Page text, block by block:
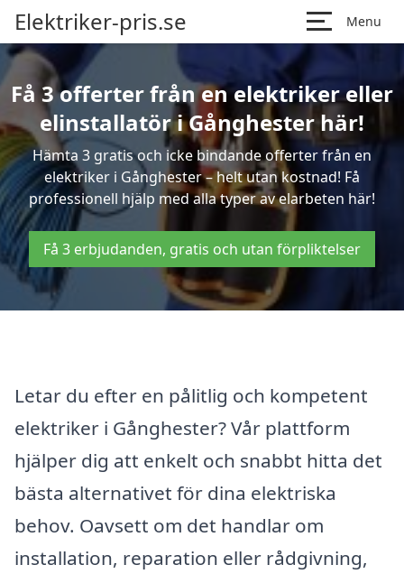
Elektriker-pris.se Menu
Få 3 offerter från en elektriker eller
elinstallatör i Gånghester här!
Hämta 3 gratis och icke bindande offerter från en
elektriker i Gånghester – helt utan kostnad! Få
professionell hjälp med alla typer av elarbeten här!
Få 3 erbjudanden, gratis och utan förpliktelser
Letar du efter en pålitlig och kompetent
elektriker i Gånghester? Vår plattform
hjälper dig att enkelt och snabbt hitta det
bästa alternativet för dina elektriska
behov. Oavsett om det handlar om
installation, reparation eller rådgivning,